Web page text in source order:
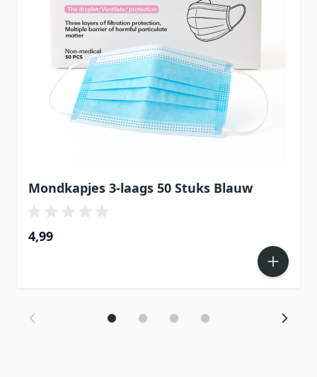
Mondkapjes 3-laags 50 Stuks Blauw
4,99